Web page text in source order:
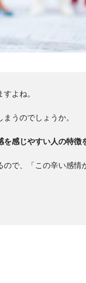
よね。
うのでしょうか。
を感じやすい人の特徴
で、「この辛い感